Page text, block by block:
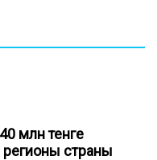
млн тенге
регионы страны